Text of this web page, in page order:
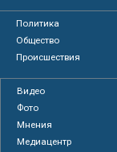
Политика
Общество
Происшествия
Видео
Фото
Мнения
Медиацентр